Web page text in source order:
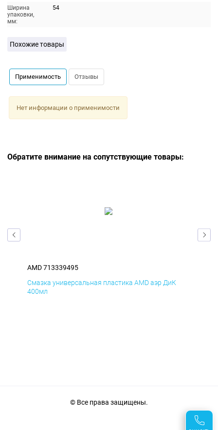
Ширина
упаковки,
мм:
54
Похожие товары
Применимость Отзывы
Нет информации о применимости
Обратите внимание на сопутствующие товары:
AMD 713339495
Смазка универсальная пластика AMD аэр ДиК
400мл
© Все права защищены.